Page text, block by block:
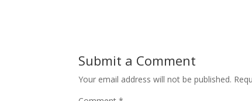
Submit a Comment
Your email address will not be published.